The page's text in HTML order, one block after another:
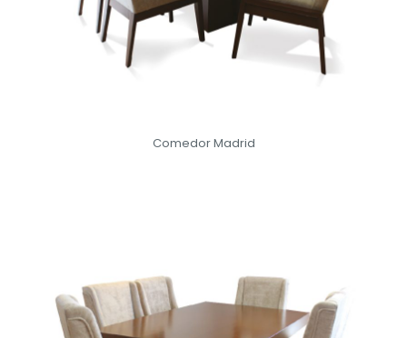
Comedor Madrid